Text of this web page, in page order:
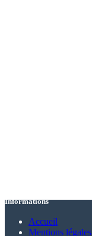
Informations
Accueil
Mentions légales